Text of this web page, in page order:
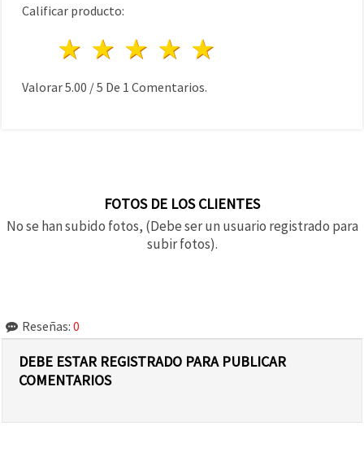
Calificar producto:
4 estrellas
3 estrellas
2 estrellas
1 estrella
Valorar5.00 /5 De 1 Comentarios.
FOTOS DE LOS CLIENTES
No se han subido fotos, (Debe ser un usuario registrado para
subir fotos).
Reseñas: 0
DEBE ESTAR REGISTRADO PARA PUBLICAR
COMENTARIOS